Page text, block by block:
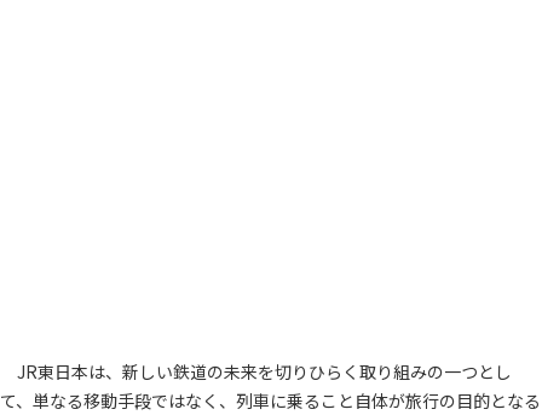
JR東日本は、新しい鉄道の未来を切りひらく取り組みの一つとし
て、単なる移動手段ではなく、列車に乗ること自体が旅行の目的となる